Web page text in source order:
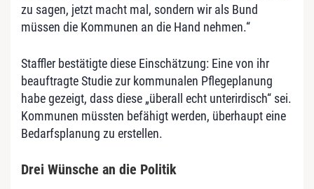
zu sagen, jetzt macht mal, sondern wir als Bund
müssen die Kommunen an die Hand nehmen.“
Staffler bestätigte diese Einschätzung: Eine von ihr
beauftragte Studie zur kommunalen Pflegeplanung
habe gezeigt, dass diese „überall echt unterirdisch“ sei.
Kommunen müssten befähigt werden, überhaupt eine
Bedarfsplanung zu erstellen.
Drei Wünsche an die Politik